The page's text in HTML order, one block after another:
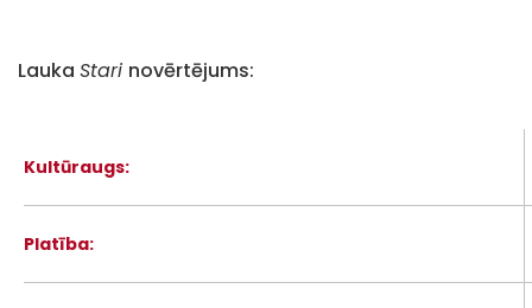
Lauka Stari novērtējums:
Kultūraugs:
Platība: